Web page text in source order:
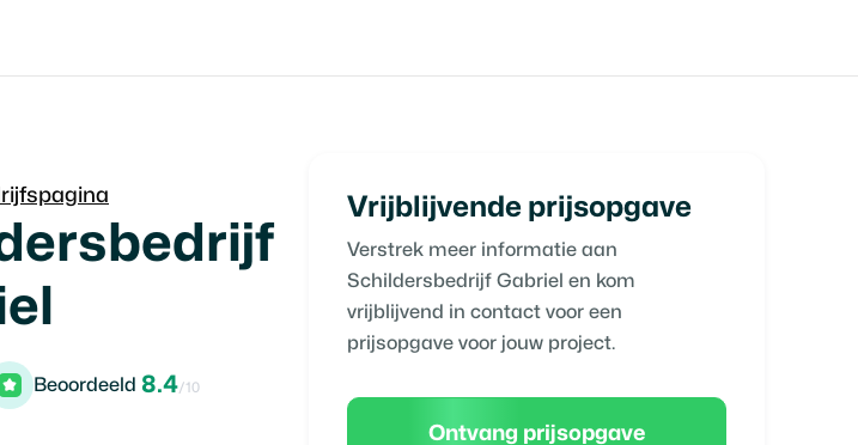
Beoordeeld 8.4/10
Vrijblijvende prijsopgave
Verstrek meer informatie aan
Schildersbedrijf Gabriel en kom
vrijblijvend in contact voor een
prijsopgave voor jouw project.
Ontvang prijsopgave